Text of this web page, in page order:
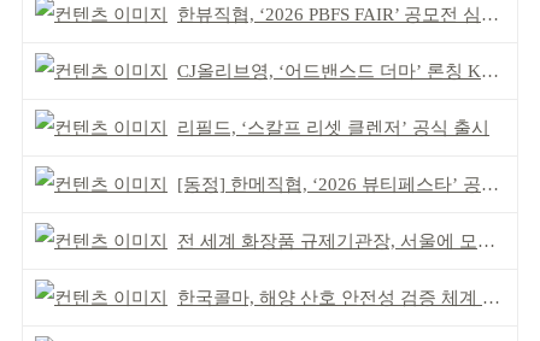
한뷰직협, ‘2026 PBFS FAIR’ 공모전 심사 성료
CJ올리브영, ‘어드밴스드 더마’ 론칭 K더마 육성 박차
리필드, ‘스칼프 리셋 클렌저’ 공식 출시
[동정] 한메직협, ‘2026 뷰티페스타’ 공동 주최
전 세계 화장품 규제기관장, 서울에 모인다
한국콜마, 해양 산호 안전성 검증 체계 구축